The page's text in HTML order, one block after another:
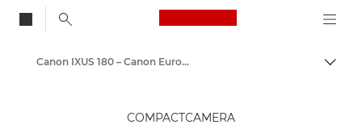
Canon Logo, back
Canon IXUS 180 – Canon Europe
COMPACTCAMERA